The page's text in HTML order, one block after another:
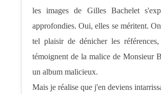
les images de Gilles Bachelet
approfondies. Oui, elles se méritent.
tel plaisir de dénicher les
témoignent de la malice de Monsieur
un album malicieux.
Mais je réalise que j'en deviens